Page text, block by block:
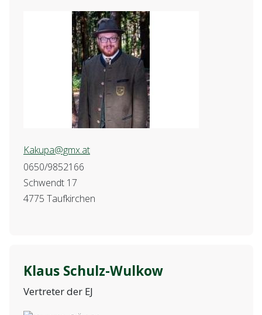
Kakupa@gmx.at
0650/9852166
Schwendt 17
4775 Taufkirchen
Klaus Schulz-Wulkow
Vertreter der EJ